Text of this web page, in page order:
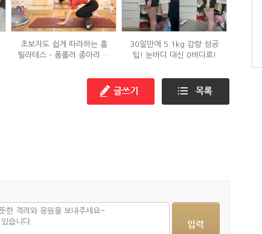
초보자도 쉽게 따라하는 홈
필라테스 - 폼롤러 종아리 알
30일만에 5.1kg 감량 성공
팁! 눈바디 대신 0바디로!